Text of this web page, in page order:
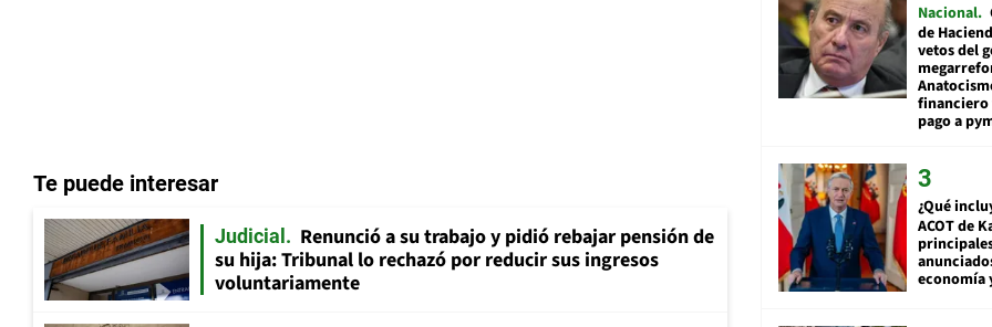
Te puede interesar
Judicial
Renunció a su trabajo y pidió rebajar pensión de
su hija: Tribunal lo rechazó por reducir sus ingresos
voluntariamente
Nacional
de
vetos del
financiero
pago a
¿Qué
ACOT de
economía